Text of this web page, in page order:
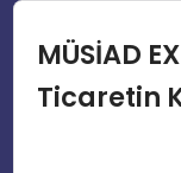
EKONOMI
MÜSİAD
Ticaretin